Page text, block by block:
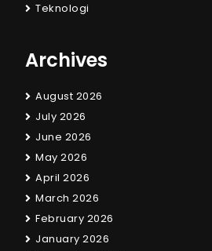
Teknologi
Archives
August 2026
July 2026
June 2026
May 2026
April 2026
March 2026
February 2026
January 2026